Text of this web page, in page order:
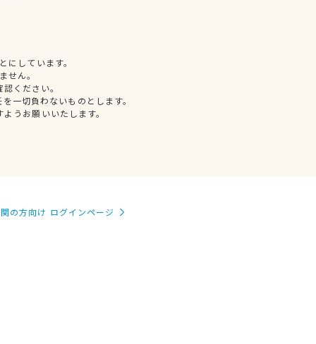
しています。
せん。
ください。
一切負わないものとします。
うお願いいたします。
の方向け ログインページ